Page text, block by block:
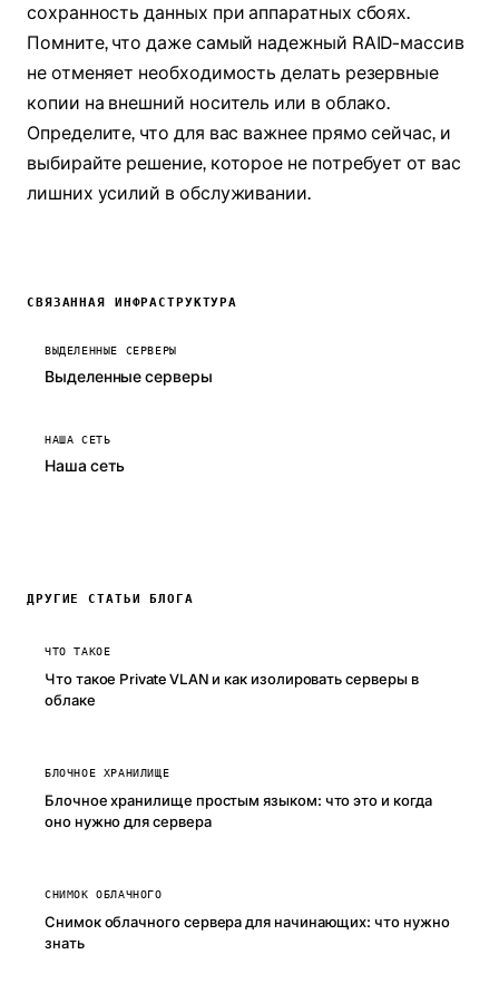
сохранность данных при аппаратных сбоях.
Помните, что даже самый надежный RAID-массив
не отменяет необходимость делать резервные
копии на внешний носитель или в облако.
Определите, что для вас важнее прямо сейчас, и
выбирайте решение, которое не потребует от вас
лишних усилий в обслуживании.
СВЯЗАННАЯ ИНФРАСТРУКТУРА
ВЫДЕЛЕННЫЕ СЕРВЕРЫ
Выделенные серверы
НАША СЕТЬ
Наша сеть
ДРУГИЕ СТАТЬИ БЛОГА
ЧТО ТАКОЕ
Что такое Private VLAN и как изолировать серверы в
облаке
БЛОЧНОЕ ХРАНИЛИЩЕ
Блочное хранилище простым языком: что это и когда
оно нужно для сервера
СНИМОК ОБЛАЧНОГО
Снимок облачного сервера для начинающих: что нужно
знать